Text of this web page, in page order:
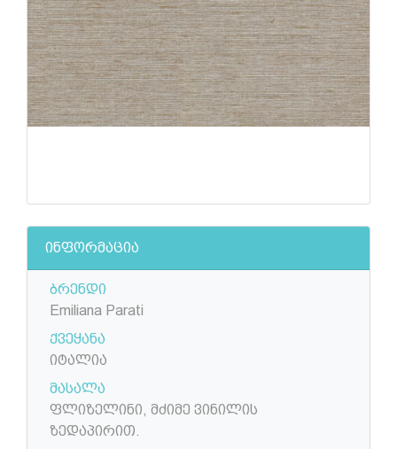
ინფორმაცია
ბრენდი
Emiliana Parati
ქვეყანა
იტალია
მასალა
ფლიზელინი, მძიმე ვინილის
ზედაპირით.